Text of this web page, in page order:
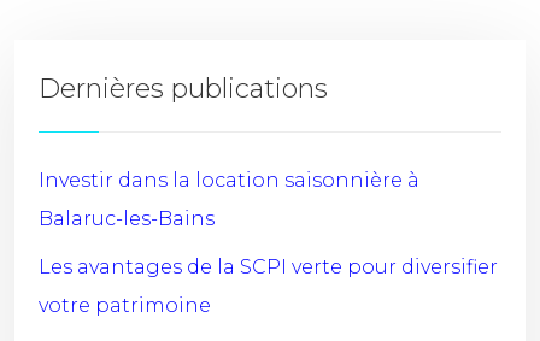
Dernières publications
Investir dans la location saisonnière à
Balaruc-les-Bains
Les avantages de la SCPI verte pour diversifier
votre patrimoine